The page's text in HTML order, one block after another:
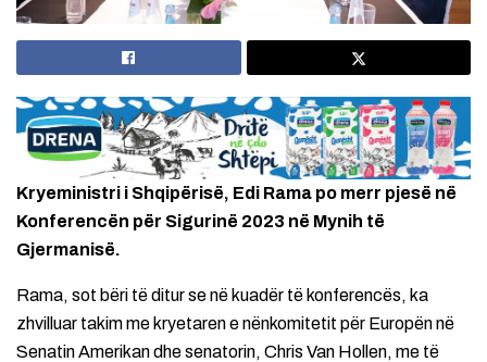
Kryeministri i Shqipërisë, Edi Rama po merr pjesë në
Konferencën për Sigurinë 2023 në Mynih të
Gjermanisë.
Rama, sot bëri të ditur se në kuadër të konferencës, ka
zhvilluar takim me kryetaren e nënkomitetit për Europën në
Senatin Amerikan dhe senatorin, Chris Van Hollen, me të